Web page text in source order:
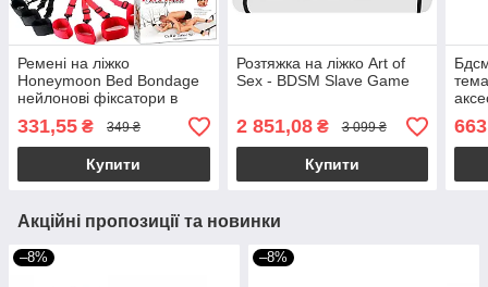
Ремені на ліжко
Honeymoon Bed Bondage
нейлонові фіксатори в
ліжко для рук і ніг
331,55 ₴ 349 ₴
Купити
Розтяжка на ліжко Art of
Sex - BDSM Slave Game
2 851,08₴ 3 099 ₴
Купити
Акційні пропозиції та новинки
–8% –8%